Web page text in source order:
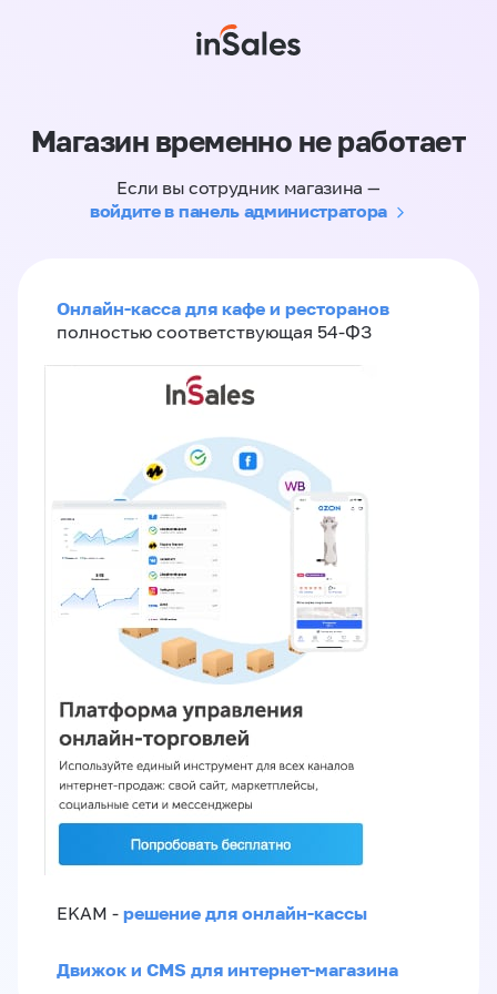
Магазин временно не работает
Если вы сотрудник магазина —
войдите в панель администратора
Онлайн-касса для кафе и ресторанов
полностью соответствующая 54-ФЗ
EKAM - решение для онлайн-кассы
Движок и CMS для интернет-магазина